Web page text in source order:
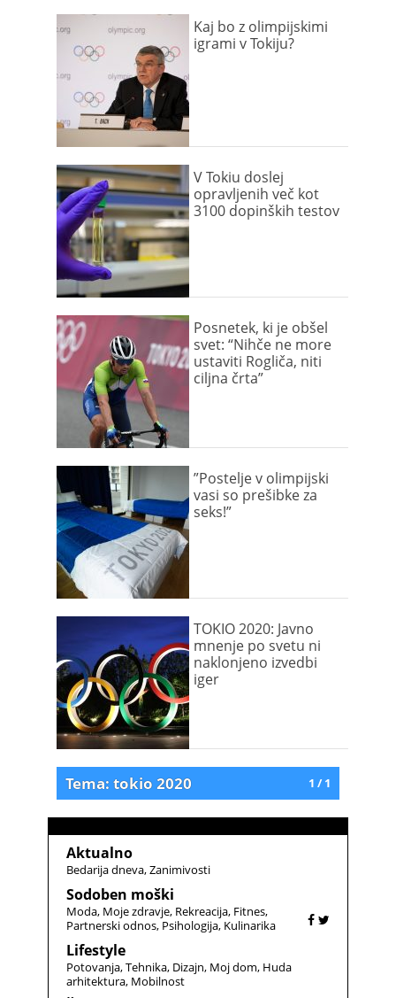
Kaj bo z olimpijskimi
igrami v Tokiju?
V Tokiu doslej
opravljenih več kot
3100 dopinških testov
Posnetek, ki je obšel
svet: “Nihče ne more
ustaviti Rogliča, niti
ciljna črta”
”Postelje v olimpijski
vasi so prešibke za
seks!”
TOKIO 2020: Javno
mnenje po svetu ni
naklonjeno izvedbi
iger
1 / 1
Tema: tokio 2020
Aktualno
Bedarija dneva Zanimivosti
Sodoben moški
Moda Moje zdravje Rekreacija Fitnes
Partnerski odnos Psihologija Kulinarika
Lifestyle
Potovanja Tehnika Dizajn Moj dom Huda
arhitektura Mobilnost